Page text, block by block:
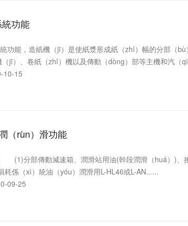
功能
能，造紙機（jī）是使紙漿形成紙（zhǐ）幅的分部（
（jī）、卷紙（zhǐ）機以及傳動（dòng）部等主機和汽（
10-15
（rùn）滑功能
分部傳動減速箱、潤滑站用油(幹段潤滑（huá）)、
耗係（xì）統油（yóu）潤滑用L-HL46或L-AN......
09-25